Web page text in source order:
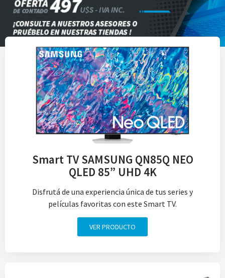
Smart TV SAMSUNG QN85Q NEO
QLED 85” UHD 4K
Disfrutá de una experiencia única de tus series y
películas favoritas con este Smart TV.
VER PRODUCTO